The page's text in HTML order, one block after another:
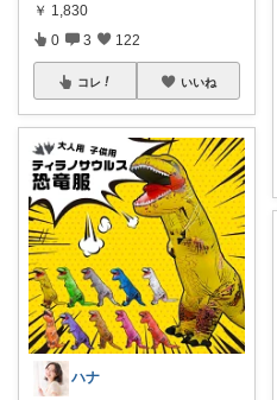
￥ 1,830
0 3 122
コレ いいね
ハナ